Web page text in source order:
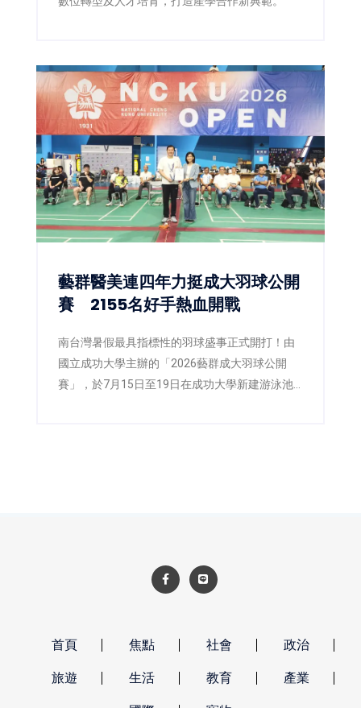
藝群醫美連四年力挺成大羽球公開
賽 2155名好手熱血開戰
南台灣暑假最具指標性的羽球盛事正式開打！由
國立成功大學主辦的「2026藝群成大羽球公開
賽」，於7月15日至19日在成功大學新建游泳池
首頁 焦點 社會 政治
旅遊 生活 教育 產業